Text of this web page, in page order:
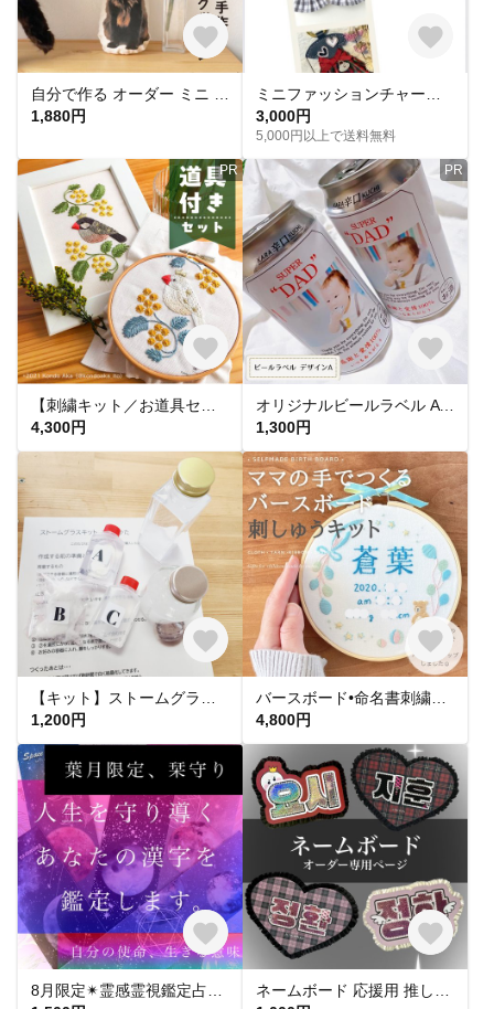
1,880円
3,000円
5,000円以上で送料無料
PR
4,300円
PR
オリジナルビールラベル A 父の日 敬老の日 プレゼントにも ギフトボックス付き
1,300円
1,200円
4,800円